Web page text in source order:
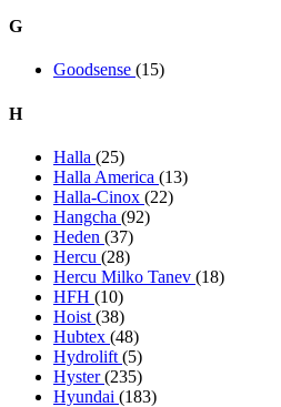
G
Goodsense (15)
H
Halla (25)
Halla America (13)
Halla-Cinox (22)
Hangcha (92)
Heden (37)
Hercu (28)
Hercu Milko Tanev (18)
HFH (10)
Hoist (38)
Hubtex (48)
Hydrolift (5)
Hyster(235)
Hyundai (183)